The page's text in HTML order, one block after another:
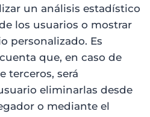
un análisis estadístico
los usuarios o mostrar
personalizado. Es
que, en caso de
terceros, será
eliminarlas desde
o mediante el